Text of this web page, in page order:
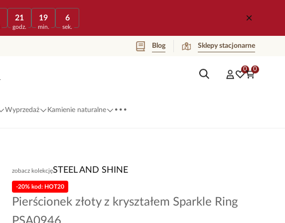
21
godz.
19
min.
6
sek.
Blog Sklepy stacjonarne
0 0
Wyprzedaż Kamienie naturalne ...
zobacz kolekcjęSTEEL AND SHINE
Pierścionek złoty z kryształem Sparkle Ring
-20% kod: HOT20